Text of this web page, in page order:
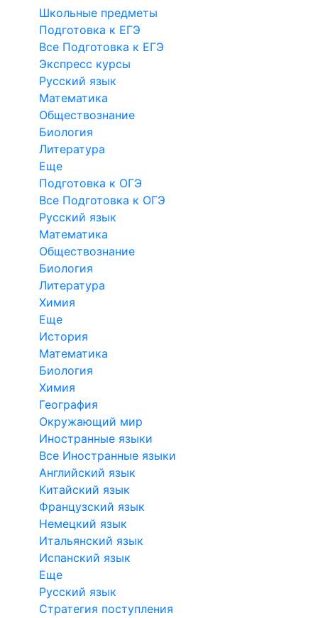
Школьные предметы
Подготовка к ЕГЭ
Все Подготовка к ЕГЭ
Экспресс курсы
Русский язык
Математика
Обществознание
Биология
Литература
Еще
Подготовка к ОГЭ
Все Подготовка к ОГЭ
Русский язык
Математика
Обществознание
Биология
Литература
Химия
Еще
История
Математика
Биология
Химия
География
Окружающий мир
Иностранные языки
Все Иностранные языки
Английский язык
Китайский язык
Французский язык
Немецкий язык
Итальянский язык
Испанский язык
Еще
Русский язык
Стратегия поступления